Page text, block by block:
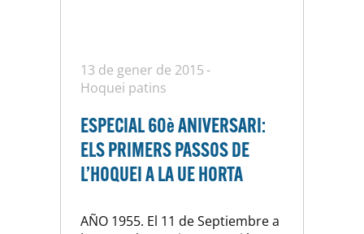
13 de gener de 2015
Hoquei patins
ESPECIAL 60è ANIVERSARI:
ELS PRIMERS PASSOS DE
L’HOQUEI A LA UE HORTA
AÑO 1955. El 11 de Septiembre a